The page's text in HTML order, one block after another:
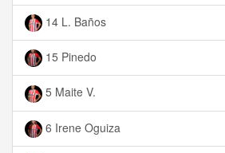
14 L. Baños
15 Pinedo
5 Maite V.
6 Irene Oguiza